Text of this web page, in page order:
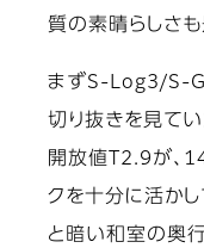
質の素晴らしさも
まずS-Log3/S-
切り抜きを見て
開放値T2.9が、
クを十分に活か
と暗い和室の奥